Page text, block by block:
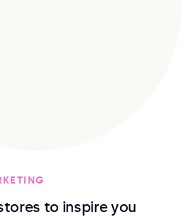
to inspire you